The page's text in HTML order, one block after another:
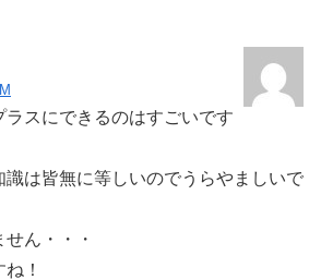
スにできるのはすごいです
識は皆無に等しいのでうらやましいで
ん・・・
！